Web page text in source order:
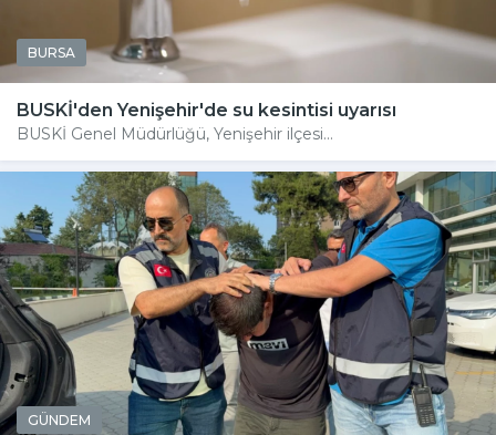
BURSA
BUSKİ'den Yenişehir'de su kesintisi uyarısı
BUSKİ Genel Müdürlüğü, Yenişehir ilçesi...
GÜNDEM